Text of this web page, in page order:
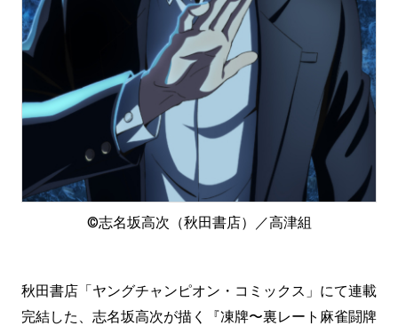
©志名坂高次（秋田書店）／高津組
秋田書店「ヤングチャンピオン・コミックス」にて連載
完結した、志名坂高次が描く『凍牌〜裏レート麻雀闘牌